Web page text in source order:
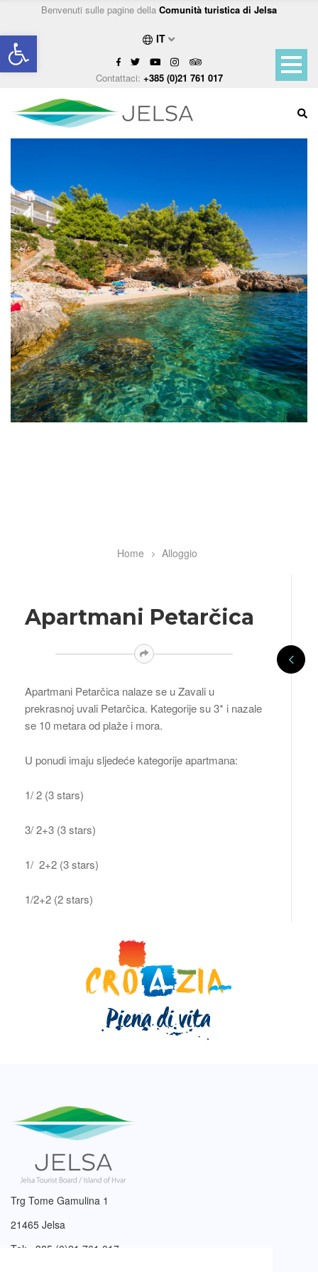
Open toolbar
Benvenuti sulle pagine della Comunità turistica di Jelsa
IT
Contattaci: +385 (0)21 761 017
Home Alloggio
Apartmani Petarčica
Apartmani Petarčica nalaze se u Zavali u
prekrasnoj uvali Petarčica. Kategorije su 3* i nazale
se 10 metara od plaže i mora.
U ponudi imaju sljedeće kategorije apartmana:
1/ 2 (3 stars)
3/ 2+3 (3 stars)
1/ 2+2 (3 stars)
1/2+2 (2 stars)
Trg Tome Gamulina 1
21465 Jelsa
Tel: +385 (0)21 761 017